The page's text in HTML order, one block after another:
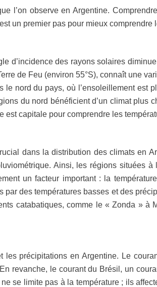
l’on observe en Argentine.
un premier pas pour mieux
d’incidence des rayons solaires
de Feu (environ 55°S), connaît une
nord du pays, où l’ensoleillement est
du nord bénéficient d’un climat plus
capitale pour comprendre les
dans la distribution des climats en
Ainsi, les régions situées
un facteur important : la
des températures basses et des
catabatiques, comme le « Zonda » à
précipitations en Argentine. Le
revanche, le courant du Brésil, un
se limite pas à la température ; ils